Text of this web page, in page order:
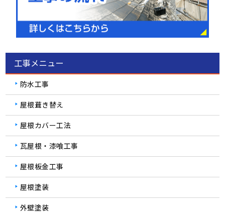
工事メニュー
防水工事
屋根葺き替え
屋根カバー工法
瓦屋根・漆喰工事
屋根板金工事
屋根塗装
外壁塗装